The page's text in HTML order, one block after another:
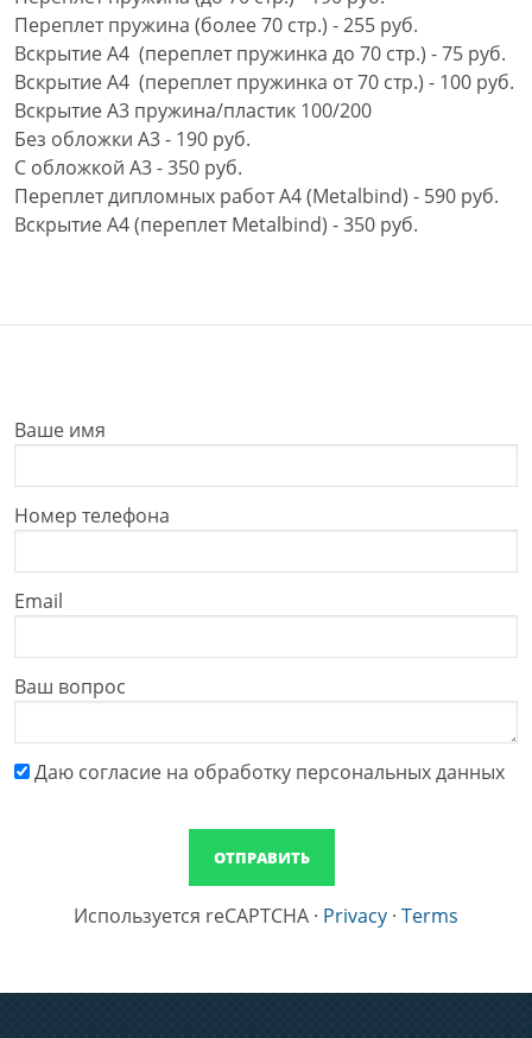
Переплет пружина (более 70 стр.) - 255 руб.
Вскрытие А4 (переплет пружинка до 70 стр.) - 75 руб.
Вскрытие А4 (переплет пружинка от 70 стр.) - 100 руб.
Вскрытие А3 пружина/пластик 100/200
Без обложки А3 - 190 руб.
С обложкой А3 - 350 руб.
Переплет дипломных работ А4 (Metalbind) - 590 руб.
Вскрытие А4 (переплет Metalbind) - 350 руб.
Ваше имя
Номер телефона
Email
Ваш вопрос
Даю cогласие на обработку персональных данных
Используется reCAPTCHA · Privacy · Terms